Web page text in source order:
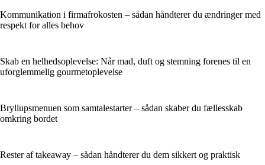
Kommunikation i firmafrokosten – sådan håndterer du ændringer med
respekt for alles behov
Skab en helhedsoplevelse: Når mad, duft og stemning forenes til en
uforglemmelig gourmetoplevelse
Bryllupsmenuen som samtalestarter – sådan skaber du fællesskab
omkring bordet
Rester af takeaway – sådan håndterer du dem sikkert og praktisk